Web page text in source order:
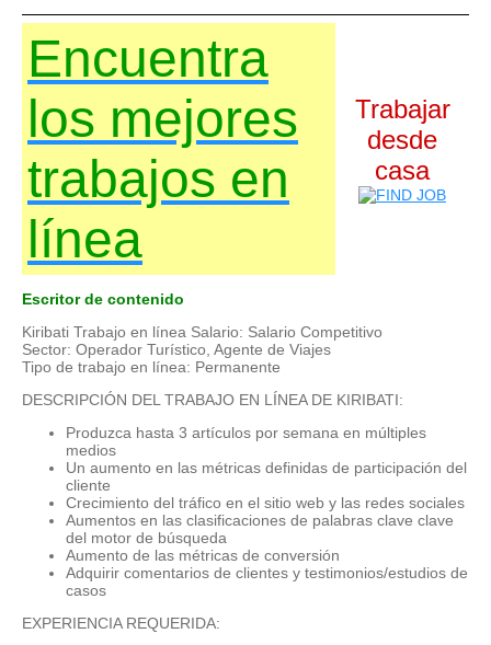
Encuentra
los mejores
trabajos en
línea
Trabajar
desde
casa
Escritor de contenido
Kiribati Trabajo en línea Salario: Salario Competitivo
Sector: Operador Turístico, Agente de Viajes
Tipo de trabajo en línea: Permanente
DESCRIPCIÓN DEL TRABAJO EN LÍNEA DE KIRIBATI:
Produzca hasta 3 artículos por semana en múltiples
medios
Un aumento en las métricas definidas de participación del
cliente
Crecimiento del tráfico en el sitio web y las redes sociales
Aumentos en las clasificaciones de palabras clave clave
del motor de búsqueda
Aumento de las métricas de conversión
Adquirir comentarios de clientes y testimonios/estudios de
casos
EXPERIENCIA REQUERIDA: